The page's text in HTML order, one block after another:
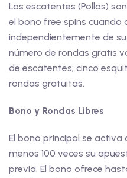
Los escatentes (Pollos)
el bono free spins cuando
independientemente de
número de rondas gratis
de escatentes; cinco
rondas gratuitas.
Bono y Rondas Libres
El bono principal se
menos 100 veces su
previa. El bono ofrece